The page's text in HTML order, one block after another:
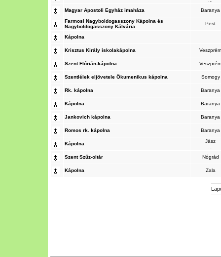
Magyar Apostoli Egyház imaháza
Baranya
Farmosi Nagyboldogasszony Kápolna és
Nagyboldogasszony Kálvária
Pest
Kápolna
Krisztus Király iskolakápolna Veszprém
Szent Flórián-kápolna Veszprém
Szentlélek eljövetele Ökumenikus kápolna Somogy
Rk. kápolna Baranya
Kápolna Baranya
Jankovich kápolna Baranya
Romos rk. kápolna Baranya
Kápolna
Jász
Szent Szűz-oltár
Nógrád
Kápolna Zala